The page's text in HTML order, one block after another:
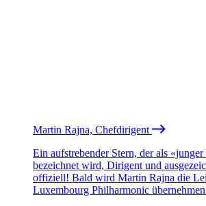
Martin Rajna, Chefdirigent
Ein aufstrebender Stern, der als
bezeichnet wird, Dirigent und
offiziell! Bald wird Martin Rajna die
Luxembourg Philharmonic